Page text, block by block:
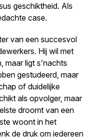
geschiktheid. Als
case.
van een succesvol
Hij wil met
maar ligt s'nachts
gestudeerd, maar
of duidelijke
als opvolger, maar
droomt van een
woont in het
de druk om iedereen